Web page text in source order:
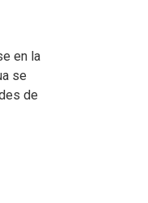
en la
se
de